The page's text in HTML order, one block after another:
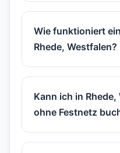
Wie funktioniert
Rhede, Westfalen?
Kann ich in
ohne Festnetz